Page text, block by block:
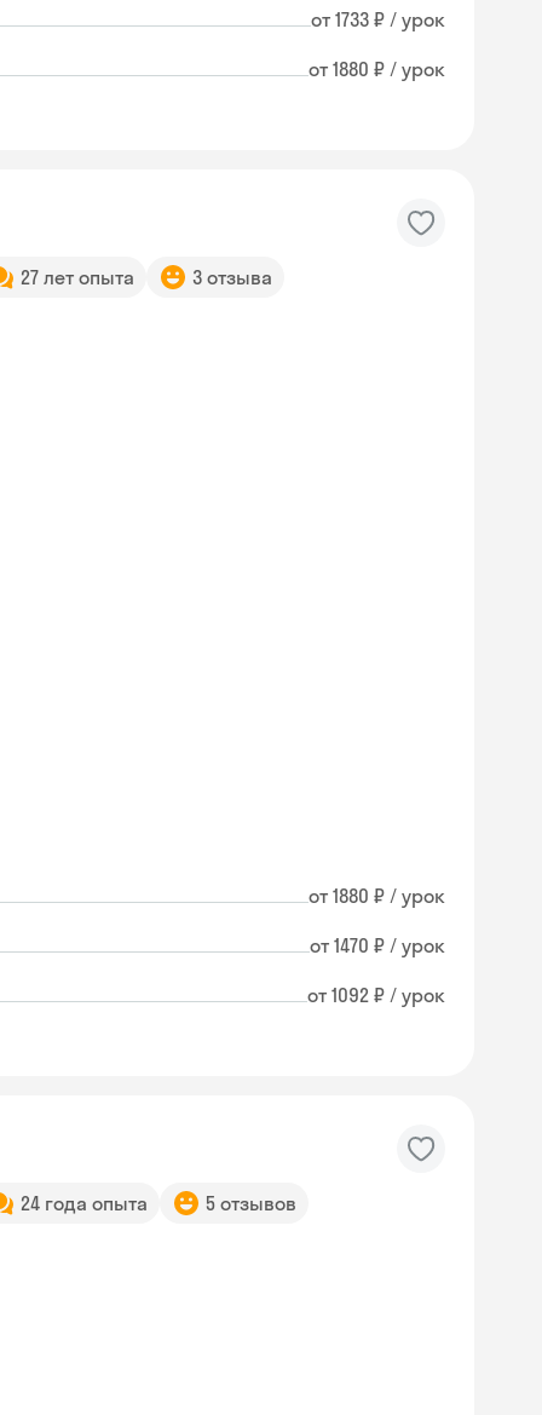
от 1733 ₽ / урок
от 1880 ₽ / урок
27 лет опыта 3 отзыва
от 1880 ₽ / урок
от 1470 ₽ / урок
от 1092 ₽ / урок
24 года опыта 5 отзывов